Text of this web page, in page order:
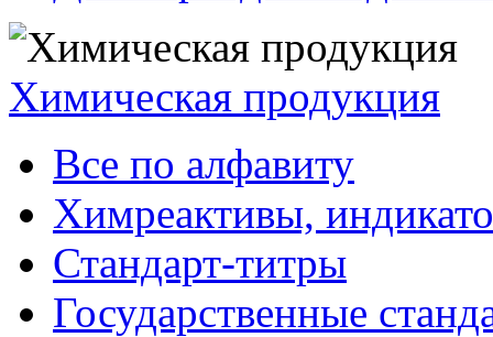
Химическая продукция
Все по алфавиту
Химреактивы,
Стандарт-титры
Государственные